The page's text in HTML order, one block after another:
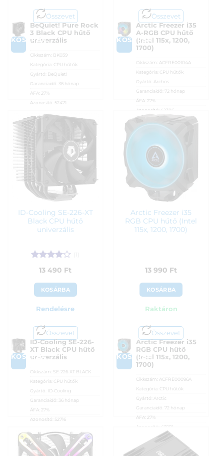
Összevet
KOSÁRBA
BeQuiet! Pure Rock
3 Black CPU hűtő
univerzális
Cikkszám: BK039
Kategória: CPU hűtők
Gyártó: BeQuiet!
Garanciaidő:
36 hónap
ÁFA:
27%
Azonosító: 52471
12 390
Összevet
KOSÁRBA
Arctic Freezer i35
A-RGB CPU hűtő
(Intel 115x, 1200,
1700)
Cikkszám: ACFRE00104A
Kategória: CPU hűtők
Gyártó: Archos
Garanciaidő: 72 hónap
ÁFA:
27%
Azonosító:
42386
Ft
ID-Cooling SE-226-XT
Black CPU hűtő
univerzális
Értékelés:
/ 5
13 490 Ft
KOSÁRBA
Rendelésre
Összevet
KOSÁRBA
ID-Cooling SE-226-
XT Black CPU hűtő
univerzális
Cikkszám: SE-226-XT BLACK
Kategória: CPU hűtők
Gyártó: ID-Cooling
Garanciaidő:
36 hónap
ÁFA:
27%
Azonosító: 52716
13 490Ft
Arctic Freezer i35
RGB CPU hűtő (Intel
115x, 1200, 1700)
13 990 Ft
KOSÁRBA
Raktáron
Összevet
KOSÁRBA
Arctic Freezer i35
RGB CPU hűtő
(Intel 115x, 1200,
1700)
Cikkszám: ACFRE00096A
Kategória: CPU hűtők
Gyártó: Arctic
Garanciaidő: 72 hónap
ÁFA:
27%
Azonosító:
43091
13 990